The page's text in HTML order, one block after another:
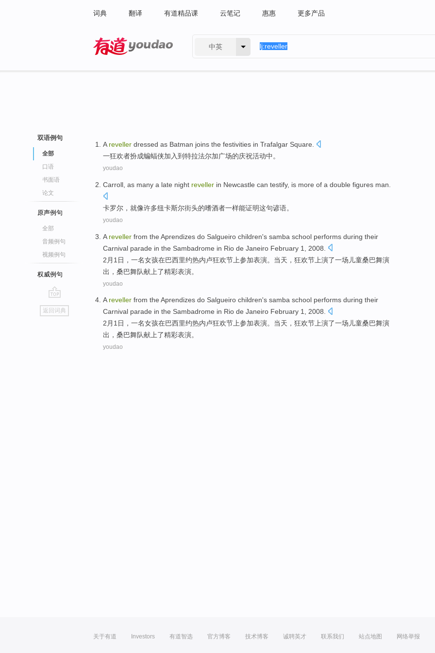
词典 翻译 有道精品课 云笔记 惠惠 更多产品
中英
双语例句
全部
口语
书面语
论文
原声例句
全部
音频例句
视频例句
权威例句
go
top
返回词典
A reveller dressed as Batman joins the festivities in Trafalgar Square
一狂欢者扮成蝙蝠侠加入到特拉法尔加广场的庆祝活动中 。
youdao
Carroll as many a late night reveller in Newcastle can testify, is more of a double figures man.
卡罗尔 ， 就像许多纽卡斯尔街头的嗜酒者一样能证明这句谚语。
youdao
A reveller from the Aprendizes do Salgueiro children's samba school performs during their
Carnival parade in the Sambadrome in Rio de Janeiro February 1
, 2008.
2 月 1 日， 一名女孩在巴西里约热内卢狂欢节 上参加表演。当天，狂欢节上演了一场 儿童桑巴舞演
出，桑巴舞队献上了精彩表演。
youdao
A reveller from the Aprendizes do Salgueiro children's samba school performs during their
Carnival parade in the Sambadrome in Rio de Janeiro February 1, 2008.
2月 1日， 一名女孩在巴西里约热内卢狂欢节上参加表演。当天，狂欢节上演了一场儿童桑巴舞演
出，桑巴舞队献上了精彩表演。
youdao
关于有道 Investors 有道智选 官方博客 技术博客 诚聘英才 联系我们 站点地图 网络举报